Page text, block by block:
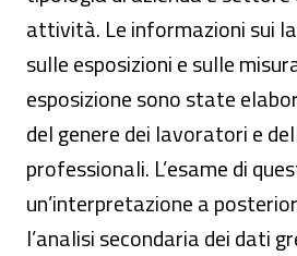
attività. Le informazioni sui
sulle esposizioni e sulle
esposizione sono state
del genere dei lavoratori e
professionali. L’esame di
un’interpretazione a
l’analisi secondaria dei dati